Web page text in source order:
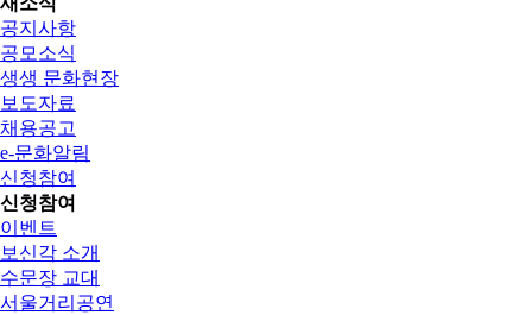
공지사항
공모소식
생생 문화현장
보도자료
채용공고
e-문화알림
신청참여
신청참여
이벤트
보신각 소개
수문장 교대
서울거리공연